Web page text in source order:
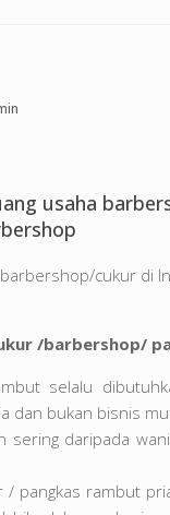
usaha
cukur di
/barbershop/
selalu
dan bukan bisnis
sering daripada
pangkas rambut